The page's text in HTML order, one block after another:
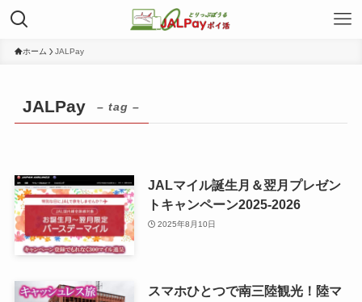
ホーム JALPay
JALPay – tag –
JALマイル誕生月＆翌月プレゼン
トキャンペーン2025-2026
2025年8月10日
スマホひとつで南三陸観光！陸マ